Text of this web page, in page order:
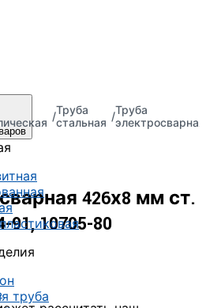
труба
Труба
стальная
Труба
электросварная
426х8 мм ст.
10705-80